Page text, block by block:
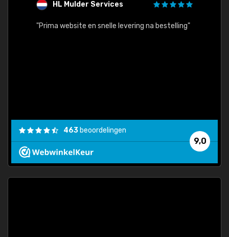
HL Mulder Services
"Prima website en snelle levering na bestelling"
9,0
463 beoordelingen